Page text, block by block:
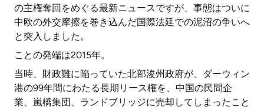
の主権奪回をめぐる最新ニュースですが、事態はついに
中欧の外交摩擦を巻き込んだ国際法廷での泥沼の争いへ
と突入しました。
ことの発端は2015年。
当時、財政難に陥っていた北部浚州政府が、ダーウィン
港の99年間にわたる長期リース権を、中国の民間企
業、嵐橋集団、ランドブリッジに売却してしまったこと